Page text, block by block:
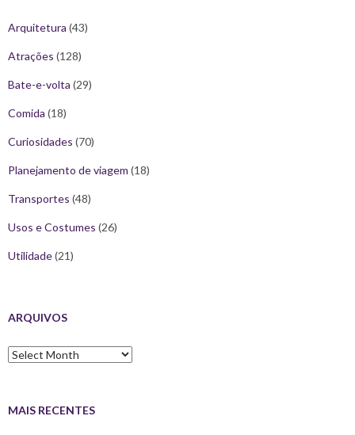
Arquitetura (43)
Atrações (128)
Bate-e-volta (29)
Comida (18)
Curiosidades (70)
Planejamento de viagem (18)
Transportes (48)
Usos e Costumes (26)
Utilidade(21)
ARQUIVOS
Arquivos
MAIS RECENTES